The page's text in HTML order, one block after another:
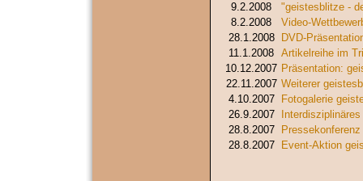
9.2.2008
"geistesblitze -
8.2.2008
Video-
28.1.2008
DVD-
11.1.2008 Artikelreihe im
10.12.2007 Präsentation:
22.11.2007 Weiterer
4.10.2007
Fotogalerie
26.9.2007
28.8.2007
28.8.2007
Event-Aktion